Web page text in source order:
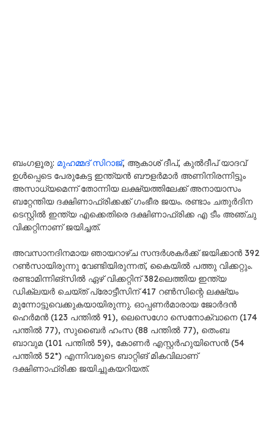
ബംഗളൂരു: മുഹമ്മദ് സിറാജ്, ആകാശ് ദീപ്, കുൽദീപ് യാദവ്
ഉൾപ്പെടെ പേരുകേട്ട ഇന്ത്യൻ ബൗളർമാർ അണിനിരന്നിട്ടും
അസാധ്യമെന്ന് തോന്നിയ ലക്ഷ്യത്തിലേക്ക് അനായാസം
ബറ്റേന്തിയ ദക്ഷിണാഫ്രിക്കക്ക് ഗംഭീര ജയം. രണ്ടാം ചതുർദിന
ടെസ്റ്റിൽ ഇന്ത്യ എക്കെതിരെ ദക്ഷിണാഫ്രിക്ക എ ടീം അഞ്ചു
വിക്കറ്റിനാണ് ജയിച്ചത്.
അവസാനദിനമായ ഞായറാഴ്ച സന്ദർശകർക്ക് ജയിക്കാൻ 392
റൺസായിരുന്നു വേണ്ടിയിരുന്നത്, കൈയിൽ പത്തു വിക്കറ്റും.
രണ്ടാമിന്നിങ്സിൽ ഏഴ് വിക്കറ്റിന് 382ലെത്തിയ ഇന്ത്യ
ഡിക്ലയർ ചെയ്ത് പ്രോട്ടീസിന് 417 റൺസിന്റെ ലക്ഷ്യം
മുന്നോട്ടുവെക്കുകയായിരുന്നു. ഓപ്പണർമാരായ ജോർദൻ
ഹെർമൻ (123 പന്തിൽ 91), ലെസെഗോ സെനോക്വാനെ (174
പന്തിൽ 77), സുബൈർ ഹംസ (88 പന്തിൽ 77), തെംബ
ബാവുമ (101 പന്തിൽ 59), കോണർ എസ്റ്റർഹുയിസെൻ (54
പന്തിൽ 52*) എന്നിവരുടെ ബാറ്റിങ് മികവിലാണ്
ദക്ഷിണാഫ്രിക്ക ജയിച്ചുകയറിയത്.